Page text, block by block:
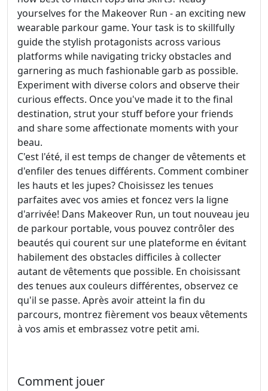
yourselves for the Makeover Run - an exciting new
wearable parkour game. Your task is to skillfully
guide the stylish protagonists across various
platforms while navigating tricky obstacles and
garnering as much fashionable garb as possible.
Experiment with diverse colors and observe their
curious effects. Once you've made it to the final
destination, strut your stuff before your friends
and share some affectionate moments with your
beau.
C'est l'été, il est temps de changer de vêtements et
d'enfiler des tenues différents. Comment combiner
les hauts et les jupes? Choisissez les tenues
parfaites avec vos amies et foncez vers la ligne
d'arrivée! Dans Makeover Run, un tout nouveau jeu
de parkour portable, vous pouvez contrôler des
beautés qui courent sur une plateforme en évitant
habilement des obstacles difficiles à collecter
autant de vêtements que possible. En choisissant
des tenues aux couleurs différentes, observez ce
qu'il se passe. Après avoir atteint la fin du
parcours, montrez fièrement vos beaux vêtements
à vos amis et embrassez votre petit ami.
Comment jouer